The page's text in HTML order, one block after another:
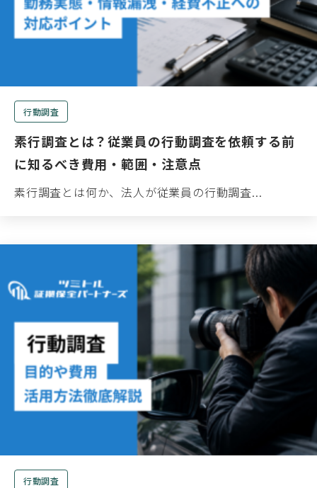
行動調査
素行調査とは？従業員の行動調査を依頼する前
に知るべき費用・範囲・注意点
素行調査とは何か、法人が従業員の行動調査...
行動調査